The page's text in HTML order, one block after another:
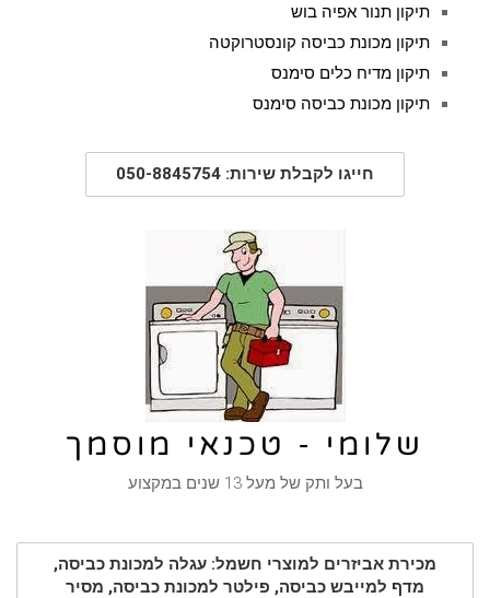
תיקון תנור אפיה בוש
תיקון מכונת כביסה קונסטרוקטה
תיקון מדיח כלים סימנס
תיקון מכונת כביסה סימנס
חייגו לקבלת שירות: 050-8845754
שלומי - טכנאי מוסמך
בעל ותק של מעל 13 שנים במקצוע
מכירת אביזרים למוצרי חשמל: עגלה למכונת כביסה,
מדף למייבש כביסה, פילטר למכונת כביסה, מסיר